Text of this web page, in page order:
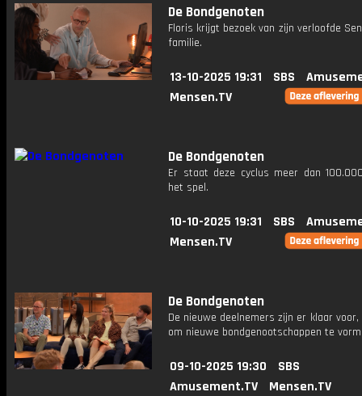
De Bondgenoten
Floris krijgt bezoek van zijn verloofde
familie.
13-10-2025 19:31 SBS
Mensen.TV
De Bondgenoten
Er staat deze cyclus meer dan
het spel.
10-10-2025 19:31 SBS
Mensen.TV
De Bondgenoten
De nieuwe deelnemers zijn er klaar
om nieuwe bondgenootschappen te
09-10-2025 19:30
SBS
Amusement.TV
Mensen.TV